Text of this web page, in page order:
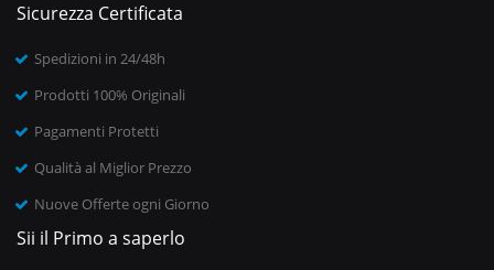
Sicurezza Certificata
Spedizioni in 24/48h
Prodotti 100% Originali
Pagamenti Protetti
Qualità al Miglior Prezzo
Nuove Offerte ogni Giorno
Sii il Primo a saperlo